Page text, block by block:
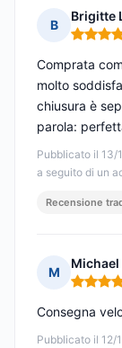
B
Brigitte
Nota: 5
Pubblicato il 13/
a seguito di un
Comprata
molto
chiusura è
parola:
Recensione
M
Michael
Nota: 5
Pubblicato il 12/
Consegna